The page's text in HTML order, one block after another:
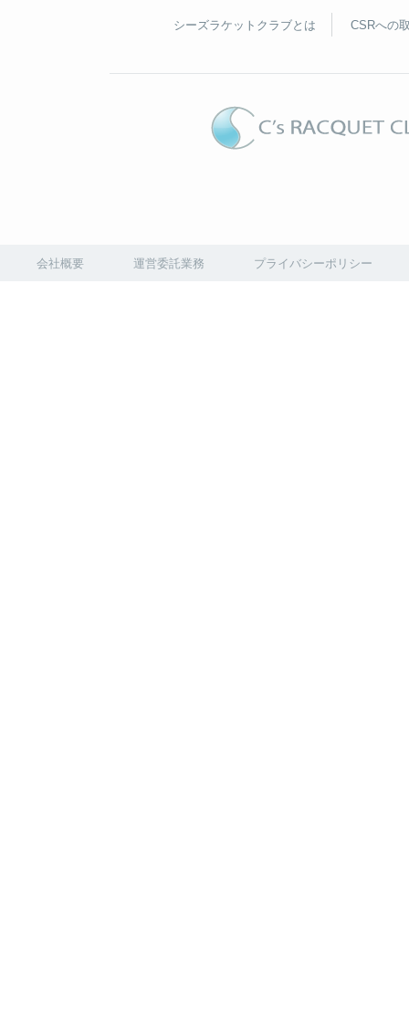
シーズラケットクラブとは CSRへの
会社概要 運営委託業務 プライバシーポリシー